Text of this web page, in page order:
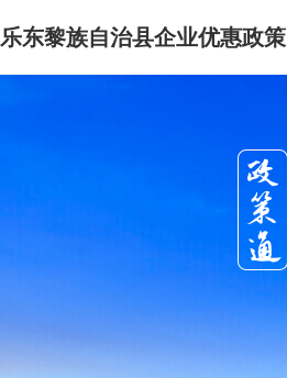
乐东黎族自治县企业优惠政策